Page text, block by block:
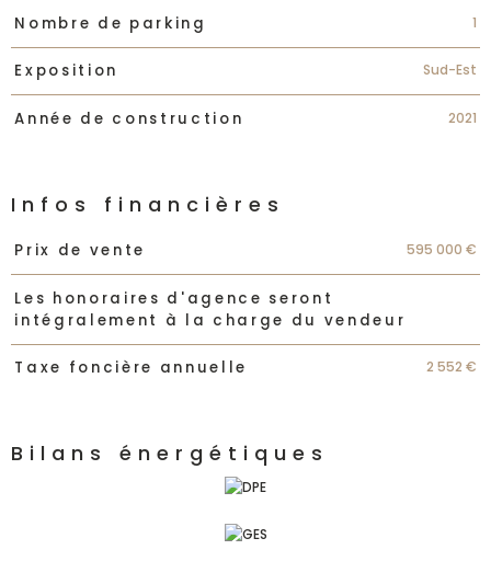
Nombre de parking 1
Exposition Sud-Est
Année de construction 2021
Infos financières
Caractéristiques Valeurs
Prix de vente 595 000 €
Les honoraires d'agence seront
intégralement à la charge du vendeur
Taxe foncière annuelle 2 552 €
Bilans énergétiques